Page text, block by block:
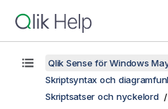
Qlik Sense för Windows
Skriptsyntax och
Skriptsatser och nyckelord